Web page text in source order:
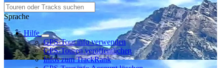
Sprache
Hilfe
GPS-Tour.info verwenden
GPS-Touren veröffentlichen
Infos zum TrackRank